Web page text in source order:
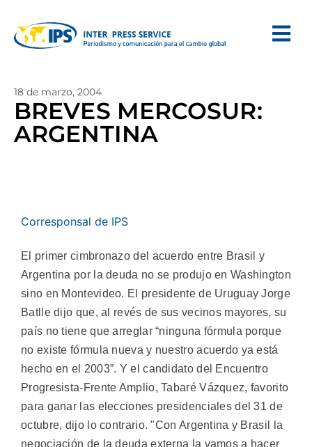
18 de marzo, 2004
BREVES MERCOSUR:
ARGENTINA
Corresponsal de IPS
El primer cimbronazo del acuerdo entre Brasil y
Argentina por la deuda no se produjo en Washington
sino en Montevideo. El presidente de Uruguay Jorge
Batlle dijo que, al revés de sus vecinos mayores, su
país no tiene que arreglar “ninguna fórmula porque
no existe fórmula nueva y nuestro acuerdo ya está
hecho en el 2003”. Y el candidato del Encuentro
Progresista-Frente Amplio, Tabaré Vázquez, favorito
para ganar las elecciones presidenciales del 31 de
octubre, dijo lo contrario. "Con Argentina y Brasil la
negociación de la deuda externa la vamos a hacer